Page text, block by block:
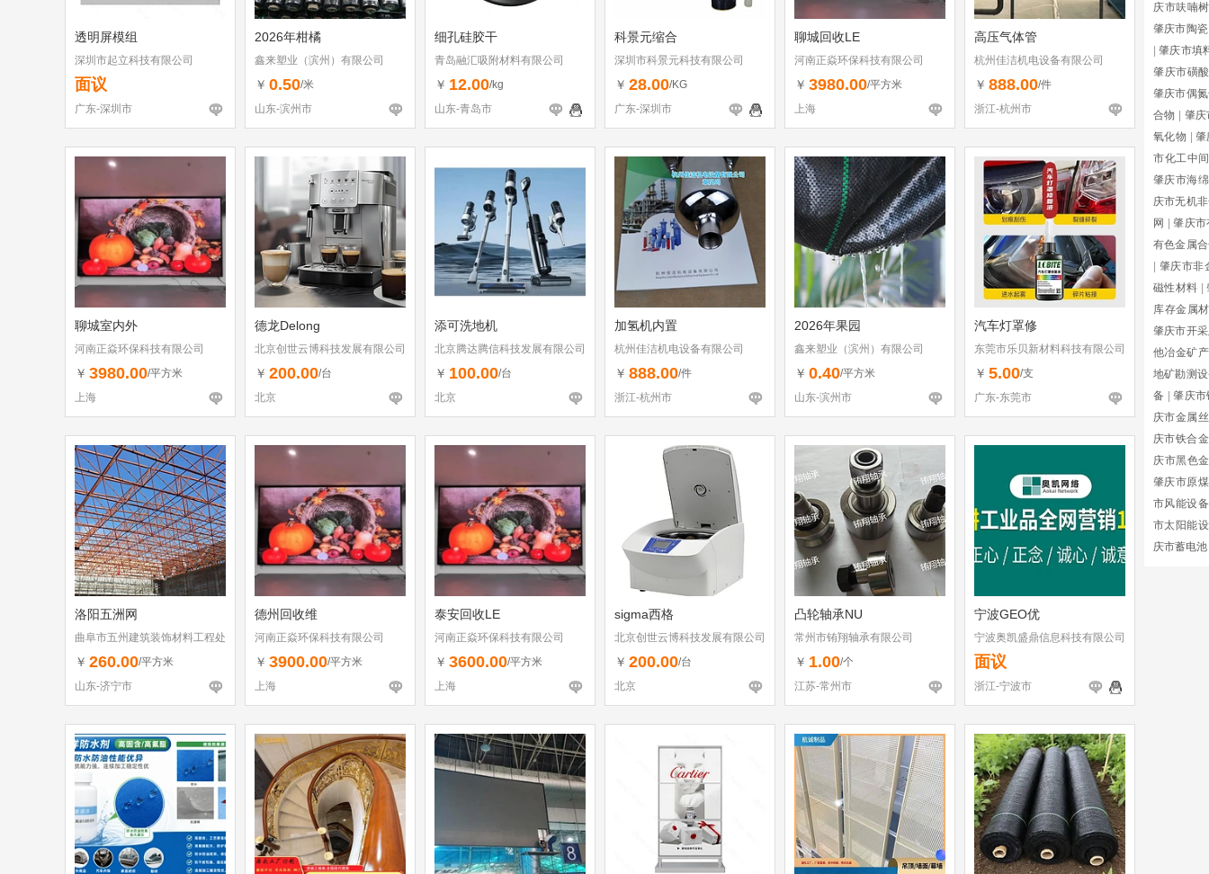
透明屏模组
深圳市起立科技有限公司
面议
广东-深圳市
2026年柑橘
鑫来塑业（滨州）有限公司
￥ 0.50/米
山东-滨州市
细孔硅胶干
青岛融汇吸附材料有限公司
￥ 12.00/kg
山东-青岛市
科景元缩合
深圳市科景元科技有限公司
￥ 28.00/KG
广东-深圳市
聊城回收LE
河南正焱环保科技有限公司
￥ 3980.00/平方米
上海
高压气体管
杭州佳洁机电设备有限公司
￥ 888.00/件
浙江-杭州市
聊城室内外
河南正焱环保科技有限公司
￥ 3980.00/平方米
上海
德龙Delong
北京创世云博科技发展有限公司
￥ 200.00/台
北京
添可洗地机
北京腾达腾信科技发展有限公司
￥ 100.00/台
北京
加氢机内置
杭州佳洁机电设备有限公司
￥ 888.00/件
浙江-杭州市
2026年果园
鑫来塑业（滨州）有限公司
￥ 0.40/平方米
山东-滨州市
汽车灯罩修
东莞市乐贝新材料科技有限公司
￥ 5.00/支
广东-东莞市
洛阳五洲网
曲阜市五州建筑装饰材料工程处
￥ 260.00/平方米
山东-济宁市
德州回收维
河南正焱环保科技有限公司
￥ 3900.00/平方米
上海
泰安回收LE
河南正焱环保科技有限公司
￥ 3600.00/平方米
上海
sigma西格
北京创世云博科技发展有限公司
￥ 200.00/台
北京
凸轮轴承NU
常州市铕翔轴承有限公司
￥ 1.00/个
江苏-常州市
宁波GEO优
宁波奥凯盛鼎信息科技有限公司
面议
浙江-宁波市
庆市呋喃
肇庆市陶瓷
肇庆市填
肇庆市磺酸
肇庆市偶
合物
肇
氧化物
肇
市化工中
肇庆市海绵
庆市无机
网
肇庆市
有色金属
肇庆市非
磁性材料
库存金属
肇庆市开
他冶金矿产
地矿勘测
备
肇庆市
庆市金属
庆市铁合金
庆市黑色
肇庆市原煤
市风能设备
市太阳能
庆市蓄电池